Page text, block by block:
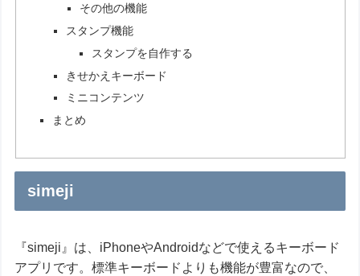
その他の機能
スタンプ機能
スタンプを自作する
きせかえキーボード
ミニコンテンツ
まとめ
simeji
『simeji』は、iPhoneやAndroidなどで使えるキーボード
アプリです。標準キーボードよりも機能が豊富なので、